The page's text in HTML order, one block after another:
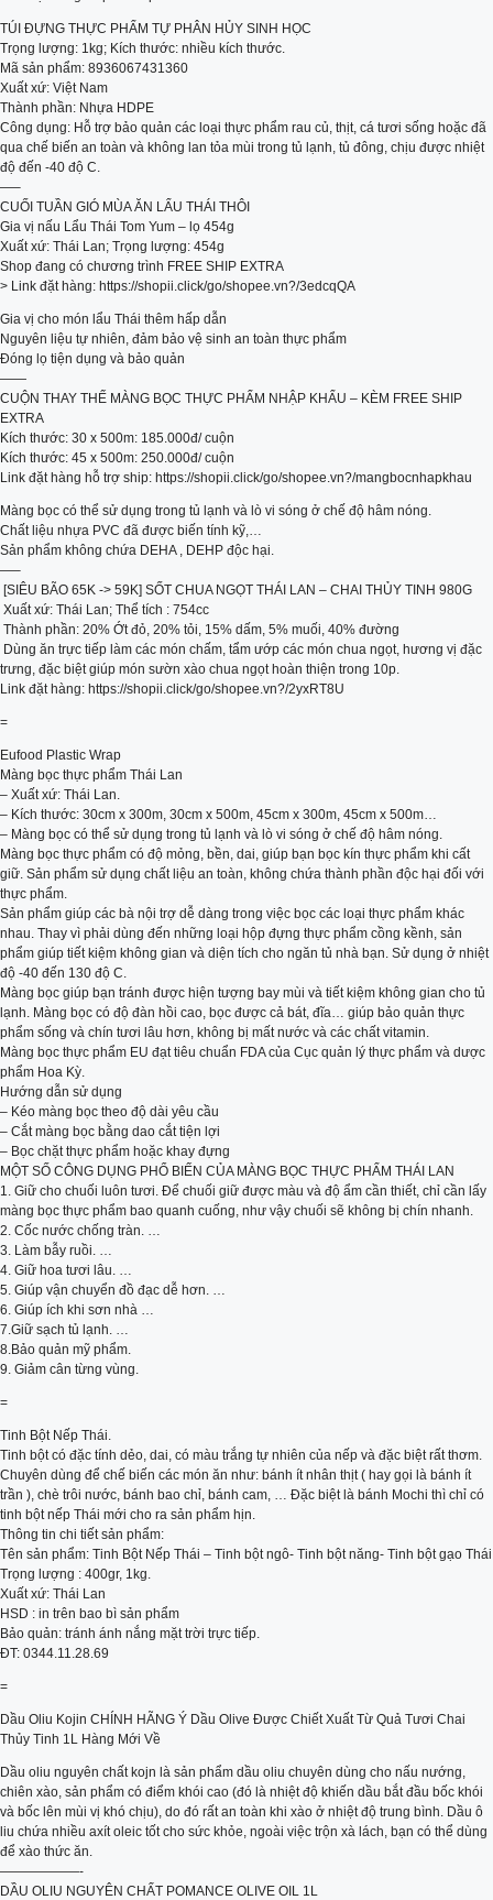
TÚI ĐỰNG THỰC PHẨM TỰ PHÂN HỦY SINH HỌC
Trọng lượng: 1kg; Kích thước: nhiều kích thước.
Mã sản phẩm: 8936067431360
Xuất xứ: Việt Nam
Thành phần: Nhựa HDPE
Công dụng: Hỗ trợ bảo quản các loại thực phẩm rau củ, thịt, cá tươi sống hoặc đã
qua chế biến an toàn và không lan tỏa mùi trong tủ lạnh, tủ đông, chịu được nhiệt
độ đến -40 độ C.
—–
CUỐI TUẦN GIÓ MÙA ĂN LẨU THÁI THÔI
Gia vị nấu Lẩu Thái Tom Yum – lọ 454g
Xuất xứ: Thái Lan; Trọng lượng: 454g
Shop đang có chương trình FREE SHIP EXTRA
> Link đặt hàng: https://shopii.click/go/shopee.vn?/3edcqQA
Gia vị cho món lẩu Thái thêm hấp dẫn
Nguyên liệu tự nhiên, đảm bảo vệ sinh an toàn thực phẩm
Đóng lọ tiện dụng và bảo quản
——
CUỘN THAY THẾ MÀNG BỌC THỰC PHẨM NHẬP KHẨU – KÈM FREE SHIP
EXTRA
Kích thước: 30 x 500m: 185.000đ/ cuộn
Kích thước: 45 x 500m: 250.000đ/ cuộn
Link đặt hàng hỗ trợ ship: https://shopii.click/go/shopee.vn?/mangbocnhapkhau
Màng bọc có thể sử dụng trong tủ lạnh và lò vi sóng ở chế độ hâm nóng.
Chất liệu nhựa PVC đã được biến tính kỹ,…
Sản phẩm không chứa DEHA , DEHP độc hại.
️—–
️ [SIÊU BÃO 65K -> 59K] SỐT CHUA NGỌT THÁI LAN – CHAI THỦY TINH 980G
️ Xuất xứ: Thái Lan; Thể tích : 754cc
️️ Thành phần: 20% Ớt đỏ, 20% tỏi, 15% dấm, 5% muối, 40% đường
️️ Dùng ăn trực tiếp làm các món chấm, tẩm ướp các món chua ngọt, hương vị đặc
trưng, đặc biệt giúp món sườn xào chua ngọt hoàn thiện trong 10p.
Link đặt hàng: https://shopii.click/go/shopee.vn?/2yxRT8U
=
Eufood Plastic Wrap
Màng bọc thực phẩm Thái Lan
– Xuất xứ: Thái Lan.
– Kích thước: 30cm x 300m, 30cm x 500m, 45cm x 300m, 45cm x 500m…
– Màng bọc có thể sử dụng trong tủ lạnh và lò vi sóng ở chế độ hâm nóng.
Màng bọc thực phẩm có độ mỏng, bền, dai, giúp bạn bọc kín thực phẩm khi cất
giữ. Sản phẩm sử dụng chất liệu an toàn, không chứa thành phần độc hại đối với
thực phẩm.
Sản phẩm giúp các bà nội trợ dễ dàng trong việc bọc các loại thực phẩm khác
nhau. Thay vì phải dùng đến những loại hộp đựng thực phẩm cồng kềnh, sản
phẩm giúp tiết kiệm không gian và diện tích cho ngăn tủ nhà bạn. Sử dụng ở nhiệt
độ -40 đến 130 độ C.
Màng bọc giúp bạn tránh được hiện tượng bay mùi và tiết kiệm không gian cho tủ
lạnh. Màng bọc có độ đàn hồi cao, bọc được cả bát, đĩa… giúp bảo quản thực
phẩm sống và chín tươi lâu hơn, không bị mất nước và các chất vitamin.
Màng bọc thực phẩm EU​​​ đạt tiêu chuẩn FDA của Cục quản lý thực phẩm và dược
phẩm Hoa Kỳ.
Hướng dẫn sử dụng
– Kéo màng bọc theo độ dài yêu cầu
– Cắt màng bọc bằng dao cắt tiện lợi
– Bọc chặt thực phẩm hoặc khay đựng
MỘT SỐ CÔNG DỤNG PHỔ BIẾN CỦA MÀNG BỌC THỰC PHẨM THÁI LAN
1. Giữ cho chuối luôn tươi. Để chuối giữ được màu và độ ẩm cần thiết, chỉ cần lấy
màng bọc thực phẩm bao quanh cuống, như vậy chuối sẽ không bị chín nhanh.
2. Cốc nước chống tràn. …
3. Làm bẫy ruồi. …
4. Giữ hoa tươi lâu. …
5. Giúp vận chuyển đồ đạc dễ hơn. …
6. Giúp ích khi sơn nhà …
7.Giữ sạch tủ lạnh. …
8.Bảo quản mỹ phẩm.
9. Giảm cân từng vùng.
=
Tinh Bột Nếp Thái.
Tinh bột có đặc tính dẻo, dai, có màu trắng tự nhiên của nếp và đặc biệt rất thơm.
Chuyên dùng để chế biến các món ăn như: bánh ít nhân thịt ( hay gọi là bánh ít
trần ), chè trôi nước, bánh bao chỉ, bánh cam, … Đặc biệt là bánh Mochi thì chỉ có
tinh bột nếp Thái mới cho ra sản phẩm hịn.
Thông tin chi tiết sản phẩm:
Tên sản phẩm: Tinh Bột Nếp Thái – Tinh bột ngô- Tinh bột năng- Tinh bột gạo Thái
Trọng lượng : 400gr, 1kg.
Xuất xứ: Thái Lan
HSD : in trên bao bì sản phẩm
Bảo quản: tránh ánh nắng mặt trời trực tiếp.
ĐT: 0344.11.28.69
=
Dầu Oliu Kojin CHÍNH HÃNG Ý Dầu Olive Được Chiết Xuất Từ Quả Tươi Chai
Thủy Tinh 1L Hàng Mới Về
Dầu oliu nguyên chất kojn là sản phẩm dầu oliu chuyên dùng cho nấu nướng,
chiên xào, sản phẩm có điểm khói cao (đó là nhiệt độ khiến dầu bắt đầu bốc khói
và bốc lên mùi vị khó chịu), do đó rất an toàn khi xào ở nhiệt độ trung bình. Dầu ô
liu chứa nhiều axít oleic tốt cho sức khỏe, ngoài việc trộn xà lách, bạn có thể dùng
để xào thức ăn.
——————-
DẦU OLIU NGUYÊN CHẤT POMANCE OLIVE OIL 1L